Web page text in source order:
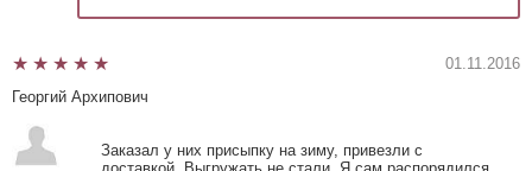
Георгий Архипович
01.11.2016
Заказал у них присыпку на зиму, привезли с